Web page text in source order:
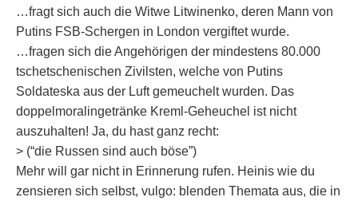
…fragt sich auch die Witwe Litwinenko, deren Mann von
Putins FSB-Schergen in London vergiftet wurde.
…fragen sich die Angehörigen der mindestens 80.000
tschetschenischen Zivilsten, welche von Putins
Soldateska aus der Luft gemeuchelt wurden. Das
doppelmoralingetränke Kreml-Geheuchel ist nicht
auszuhalten! Ja, du hast ganz recht:
> (“die Russen sind auch böse”)
Mehr will gar nicht in Erinnerung rufen. Heinis wie du
zensieren sich selbst, vulgo: blenden Themata aus, die in